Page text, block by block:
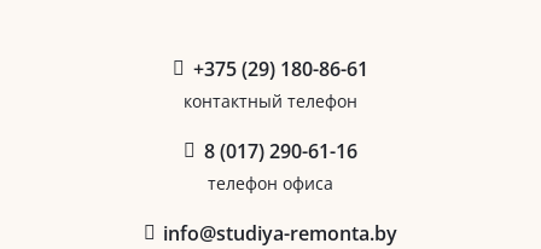
+375 (29) 180-86-61
контактный телефон
8 (017) 290-61-16
телефон офиса
info@studiya-remonta.by